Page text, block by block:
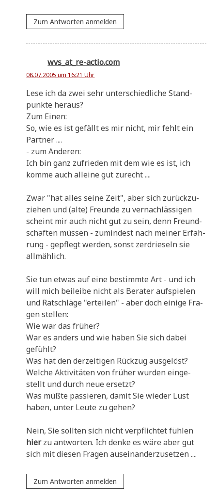
Zum Antworten anmelden
wvs_at_re-actio.com
08.07.2005 um 16:21 Uhr
Lese ich da zwei sehr unter­schied­li­che Stand­
punk­te heraus?
Zum Einen:
So, wie es ist gefällt es mir nicht, mir fehlt ein
Partner ....
- zum Anderen:
Ich bin ganz zufrie­den mit dem wie es ist, ich
kom­me auch allei­ne gut zurecht ....
Zwar "hat alles sei­ne Zeit", aber sich zurück­zu­
zie­hen und (alte) Freun­de zu ver­nach­läs­si­gen
scheint mir auch nicht gut zu sein, denn Freund­
schaf­ten müs­sen - zumin­dest nach mei­ner Erfah­
rung - gepflegt wer­den, sonst zer­drie­seln sie
allmählich.
Sie tun etwas auf eine bestimm­te Art - und ich
will mich bei­lei­be nicht als Bera­ter auf­spie­len
und Rat­schlä­ge "ertei­len" - aber doch eini­ge Fra­
gen stellen:
Wie war das früher?
War es anders und wie haben Sie sich dabei
gefühlt?
Was hat den der­zei­ti­gen Rück­zug ausgelöst?
Wel­che Akti­vi­tä­ten von frü­her wur­den ein­ge­
stellt und durch neue ersetzt?
Was müß­te pas­sie­ren, damit Sie wie­der Lust
haben, unter Leu­te zu gehen?
Nein, Sie soll­ten sich nicht ver­pflich­tet füh­len
hierzu ant­wor­ten. Ich den­ke es wäre aber gut
sich mit die­sen Fra­gen auseinanderzusetzen ....
Zum Antworten anmelden